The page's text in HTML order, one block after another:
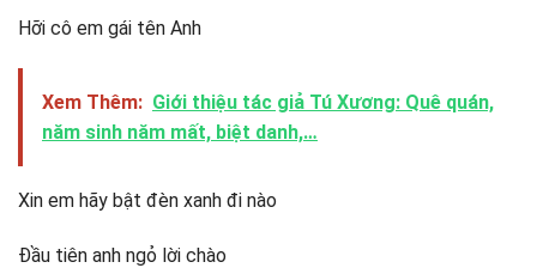
Hỡi cô em gái tên Anh
Xem Thêm: Giới thiệu tác giả Tú Xương: Quê quán,
năm sinh năm mất, biệt danh,…
Xin em hãy bật đèn xanh đi nào
Đầu tiên anh ngỏ lời chào